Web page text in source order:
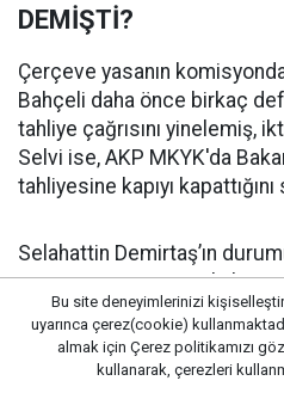
DEMİŞTİ?
Çerçeve yasanın
Bahçeli daha önce birkaç
tahliye çağrısını yinelemiş,
Selvi ise, AKP MKYK'da
tahliyesine kapıyı
Selahattin Demirtaş’ın
girip girmeyeceğine ilişkin
Yardımcısı Cevdet Yılmaz
düzenlemelerin kişiye özel
çizen Yılmaz, "Düzenleme
Bu site deneyimlerinizi
uyarınca çerez(cookie)
almak için Çerez politikamızı
kullanarak, çerezleri